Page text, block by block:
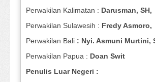
Perwakilan Kalimatan : Darusman, SH,
Perwakilan Sulawesih : Fredy Asmoro,
Perwakilan Bali : Nyi. Asmuni Murtini,
Perwakilan Papua : Doan Swit
Penulis Luar Negeri :